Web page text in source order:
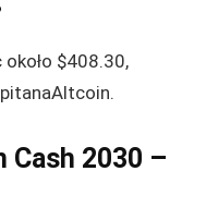
$408.30,
Cash 2030 –